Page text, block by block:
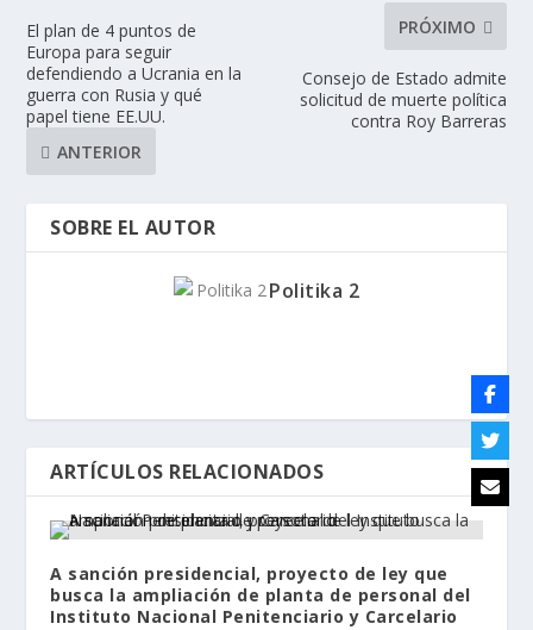
El plan de 4 puntos de
Europa para seguir
defendiendo a Ucrania en la
guerra con Rusia y qué
papel tiene EE.UU.
ANTERIOR
PRÓXIMO
Consejo de Estado admite
solicitud de muerte política
contra Roy Barreras
SOBRE EL AUTOR
Politika 2
ARTÍCULOS RELACIONADOS
A sanción presidencial, proyecto de ley que
busca la ampliación de planta de personal del
Instituto Nacional Penitenciario y Carcelario